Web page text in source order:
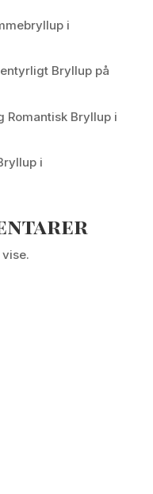
i
Bryllup på
Romantisk Bryllup i
i